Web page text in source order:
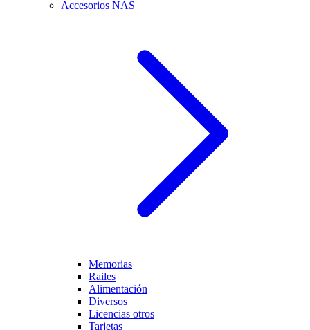
Accesorios NAS
Memorias
Railes
Alimentación
Diversos
Licencias otros
Tarjetas